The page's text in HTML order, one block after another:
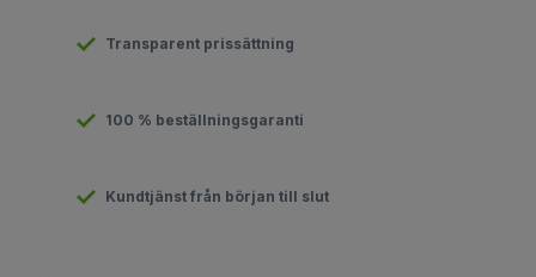
Transparent prissättning
100 % beställningsgaranti
Kundtjänst från början till slut